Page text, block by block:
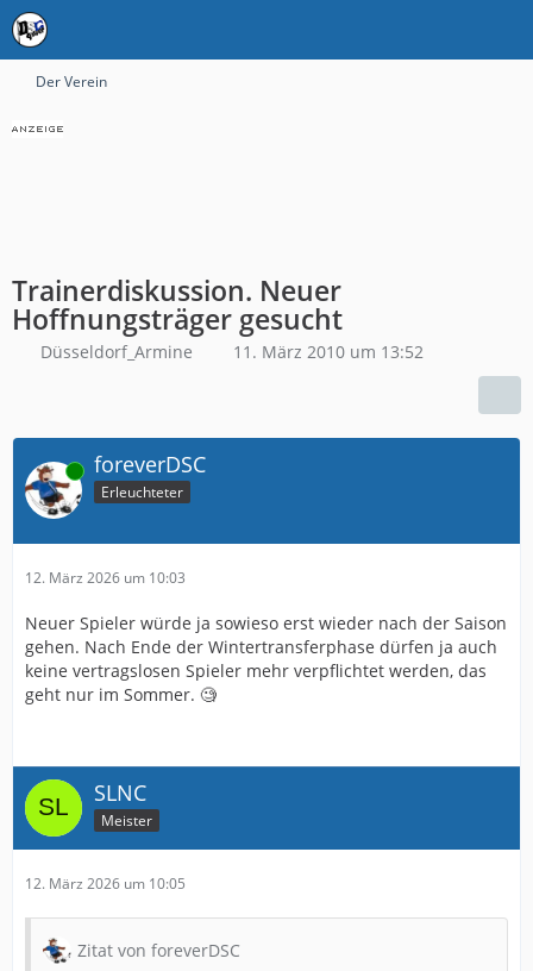
Der Verein
Trainerdiskussion. Neuer
Hoffnungsträger gesucht
Düsseldorf_Armine 11. März 2010 um 13:52
Online foreverDSC
Erleuchteter
12. März 2026 um 10:03
Neuer Spieler würde ja sowieso erst wieder nach der Saison
gehen. Nach Ende der Wintertransferphase dürfen ja auch
keine vertragslosen Spieler mehr verpflichtet werden, das
geht nur im Sommer. 🧐
SLNC
Meister
12. März 2026 um 10:05
Zitat von foreverDSC